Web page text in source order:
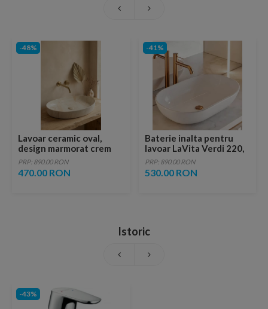
-48%
Lavoar ceramic oval,
design marmorat crem
lucios cu vene aurii,
ventil inclus
PRP: 890.00 RON
470.00 RON
-41%
Baterie inalta pentru
lavoar LaVita Verdi 220,
fara ventil, brushed
copper
PRP: 890.00 RON
530.00 RON
Istoric
-43%